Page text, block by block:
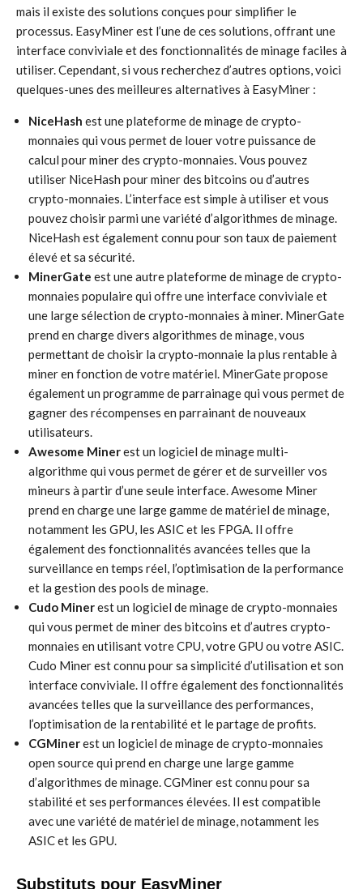
mais il existe des solutions conçues pour simplifier le
processus. EasyMiner est l’une de ces solutions, offrant une
interface conviviale et des fonctionnalités de minage faciles à
utiliser. Cependant, si vous recherchez d’autres options, voici
quelques-unes des meilleures alternatives à EasyMiner :
NiceHash est une plateforme de minage de crypto-
monnaies qui vous permet de louer votre puissance de
calcul pour miner des crypto-monnaies. Vous pouvez
utiliser NiceHash pour miner des bitcoins ou d’autres
crypto-monnaies. L’interface est simple à utiliser et vous
pouvez choisir parmi une variété d’algorithmes de minage.
NiceHash est également connu pour son taux de paiement
élevé et sa sécurité.
MinerGate est une autre plateforme de minage de crypto-
monnaies populaire qui offre une interface conviviale et
une large sélection de crypto-monnaies à miner. MinerGate
prend en charge divers algorithmes de minage, vous
permettant de choisir la crypto-monnaie la plus rentable à
miner en fonction de votre matériel. MinerGate propose
également un programme de parrainage qui vous permet de
gagner des récompenses en parrainant de nouveaux
utilisateurs.
Awesome Minerest un logiciel de minage multi-
algorithme qui vous permet de gérer et de surveiller vos
mineurs à partir d’une seule interface. Awesome Miner
prend en charge une large gamme de matériel de minage,
notamment les GPU, les ASIC et les FPGA. Il offre
également des fonctionnalités avancées telles que la
surveillance en temps réel, l’optimisation de la performance
et la gestion des pools de minage.
Cudo Minerest un logiciel de minage de crypto-monnaies
qui vous permet de miner des bitcoins et d’autres crypto-
monnaies en utilisant votre CPU, votre GPU ou votre ASIC.
Cudo Miner est connu pour sa simplicité d’utilisation et son
interface conviviale. Il offre également des fonctionnalités
avancées telles que la surveillance des performances,
l’optimisation de la rentabilité et le partage de profits.
CGMinerest un logiciel de minage de crypto-monnaies
open source qui prend en charge une large gamme
d’algorithmes de minage. CGMiner est connu pour sa
stabilité et ses performances élevées. Il est compatible
avec une variété de matériel de minage, notamment les
ASIC et les GPU.
Substituts pour EasyMiner